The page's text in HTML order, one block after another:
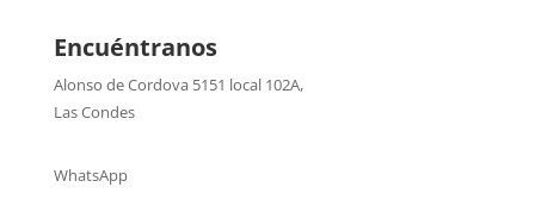
Encuéntranos
Alonso de Cordova 5151 local 102A,
Las Condes
WhatsApp